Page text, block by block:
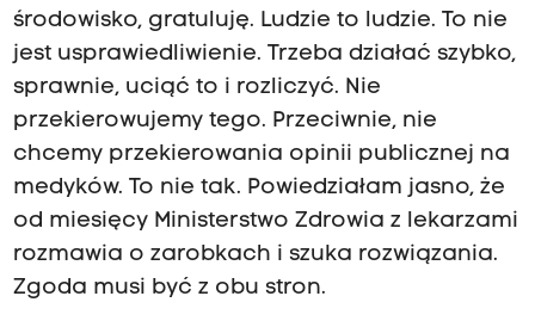
środowisko, gratuluję. Ludzie to ludzie. To nie
jest usprawiedliwienie. Trzeba działać szybko,
sprawnie, uciąć to i rozliczyć. Nie
przekierowujemy tego. Przeciwnie, nie
chcemy przekierowania opinii publicznej na
medyków. To nie tak. Powiedziałam jasno, że
od miesięcy Ministerstwo Zdrowia z lekarzami
rozmawia o zarobkach i szuka rozwiązania.
Zgoda musi być z obu stron.